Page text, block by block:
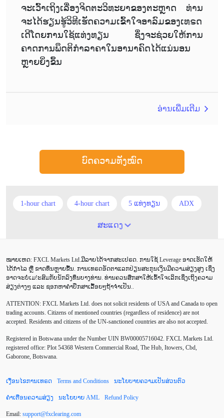
ຈະເວົ້າເຖິງເລື່ອງຈິດຕະວິທະຍາຂອງຕະຫຼາດ ທ່ານ
ຈະໄດ້ຮຽນຮູ້ວິທີເຮັດຄວາມເຂົ້າໃຈອາລົມຂອງເທຣດ
ເດີໂດຍການໃຊ້ແທ່ງທຽນ ຊຶ່ງຈະຊ່ວຍໃຫ້ການ
ຄາດການພຶດຕິກຳລາຄາໃນອານາຄົດໄດ້ແນ່ນອນ
ຫຼາຍຍິ່ງຂຶ້ນ
ອ່ານເພີ່ມເຕີມ
ບົດຄວາມທັງໝົດ
1-hour chart 4-hour chart 5 ແທ່ງທຽນ ADX
Alexander Elder
Buy Stop CAD CHF COVID-19 CPI
Canadian dollar Charles Dow
Chinese Yuan Correlation Matrix D1 DailyFX
Default mode network Doji EA EA ເຊີງລຸກ
ECB ECN EMA EUR EUR/AUD
ສະແດງ
ໝາຍເຫດ: FXCL Markets Ltd.ມີລາຍໄດ້ຈາກສະເປຣດ. ການໃຊ້ Leverage ອາດເຮັດໃຫ້
ໄດ້ກຳໄລ ຫຼື ຂາດທຶນຫຼາຍຂື້ນ. ການເທຣດອັດຕາແລກປ່ຽນສະກຸນເງິນມີຄວາມສ່ຽງສູງ ເຊິ່ງ
ອາດຈະບໍ່ເມ!ະສົມກັບນັກລົງທຶນບາງທ່ານ. ທ່ານຄວນສຶກສາໃຫ້ເຂົ້າໃຈເລິກເຊິ່ງເຖິງຄວາມ
ສ່ຽງຕ່າງໆ ແລະ ຊອກຫາຄຳປຶກສາເລື້ອຍໆຖ້າຈຳເປັນ..
ATTENTION: FXCL Markets Ltd. does not solicit residents of USA and Canada to open
trading accounts. Citizens of mentioned countries (regardless of residence) are not
accepted. Residents and citizens of the UN-sanctioned countries are also not accepted.
Registered in Botswana under the Number UIN BW00005716042. FXCL Markets Ltd.
registered office: Plot 54368 Western Commercial Road, The Hub, Itowers, Cbd,
Gaborone, Botswana.
ເງື່ອນໄຂການເທຣດ Terms and Conditions ນະໂຍບາຍຄວາມເປັນສ່ວນຕົວ
ຄຳເຕືອນຄວາມສ່ຽງ ນະໂຍບາຍ AML Refund Policy
Email: support@fxclearing com